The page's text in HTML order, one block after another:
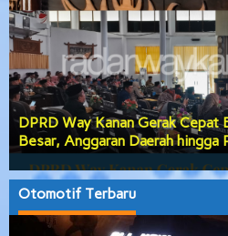
Pemkab Way Kanan Tuntaskan
Sekaligus, APBD 2027
Otomotif Terbaru